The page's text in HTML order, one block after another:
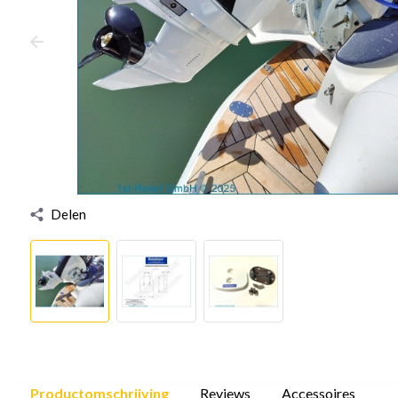
Delen
Productomschrijving Reviews Accessoires